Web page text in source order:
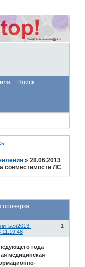
Поиск
.
»28.06.2013
совместимости ЛС
проверка
1
2013-
11:19:48
года
медицинская